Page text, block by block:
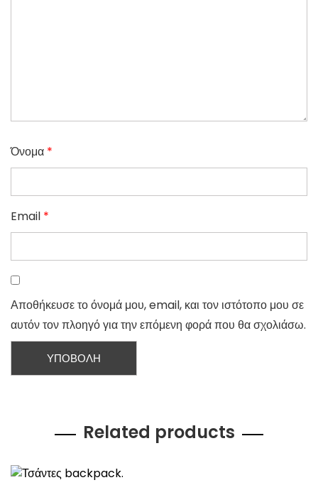
Όνομα *
Email *
Αποθήκευσε το όνομά μου, email, και τον ιστότοπο μου σε
αυτόν τον πλοηγό για την επόμενη φορά που θα σχολιάσω.
Related products